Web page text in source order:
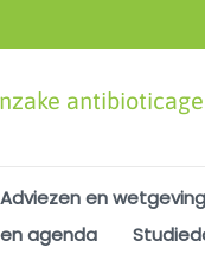
Adviezen en wetgeving
agenda